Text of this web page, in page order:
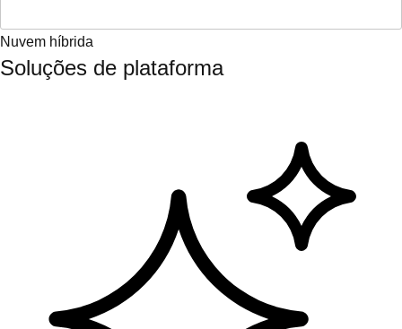
Nuvem híbrida
Soluções de plataforma